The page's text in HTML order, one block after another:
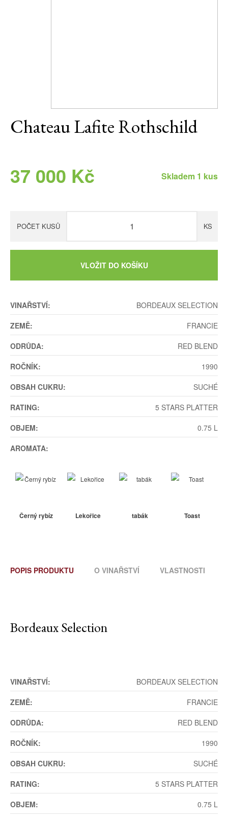
Chateau Lafite Rothschild
37 000 Kč Skladem 1 kus
POČET KUSŮ KS
VLOŽIT DO KOŠÍKU
VINAŘSTVÍ:
BORDEAUX SELECTION
ZEMĚ:
FRANCIE
ODRŮDA:
RED BLEND
ROČNÍK:
1990
OBSAH CUKRU:
SUCHÉ
RATING:
5 STARS PLATTER
OBJEM:
0.75 L
AROMATA:
Černý rybíz Lekořice tabák Toast
POPIS PRODUKTU O VINAŘSTVÍ VLASTNOSTI
Bordeaux Selection
VINAŘSTVÍ:
BORDEAUX SELECTION
ZEMĚ:
FRANCIE
ODRŮDA:
RED BLEND
ROČNÍK:
1990
OBSAH CUKRU:
SUCHÉ
RATING:
5 STARS PLATTER
OBJEM:
0.75 L